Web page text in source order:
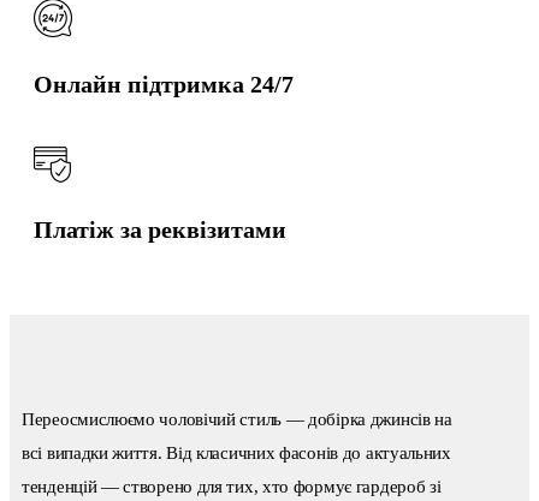
Онлайн підтримка 24/7
Платіж за реквізитами
Переосмислюємо чоловічий стиль — добірка джинсів на
всі випадки життя. Від класичних фасонів до актуальних
тенденцій — створено для тих, хто формує гардероб зі